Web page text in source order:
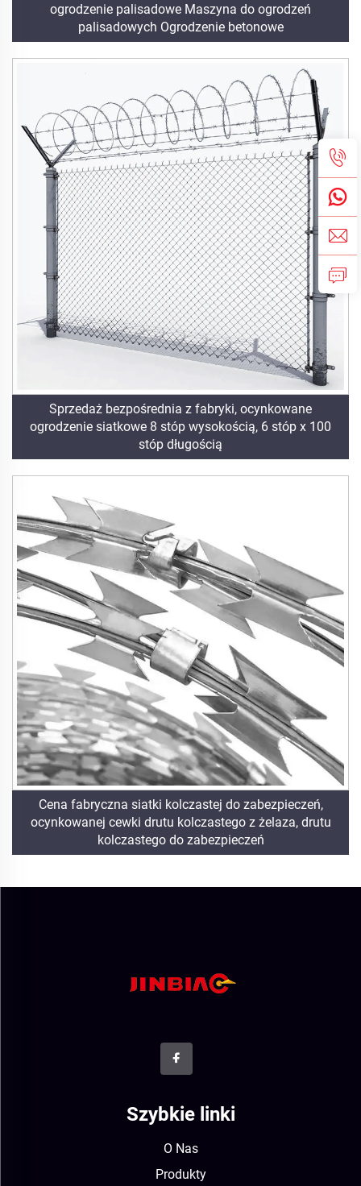
ogrodzenie palisadowe Maszyna do ogrodzeń
palisadowych Ogrodzenie betonowe
Sprzedaż bezpośrednia z fabryki, ocynkowane
ogrodzenie siatkowe 8 stóp wysokością, 6 stóp x 100
stóp długością
Cena fabryczna siatki kolczastej do zabezpieczeń,
ocynkowanej cewki drutu kolczastego z żelaza, drutu
kolczastego do zabezpieczeń
Szybkie linki
O Nas
Produkty